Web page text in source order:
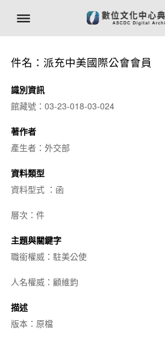
件名：派充中美國際公會會員
識別資訊
館藏號：03-23-018-03-024
著作者
產生者：外交部
資料類型
資料型式 ：函
層次：件
主題與關鍵字
職銜權威：駐美公使
人名權威：顧維鈞
描述
版本：原檔